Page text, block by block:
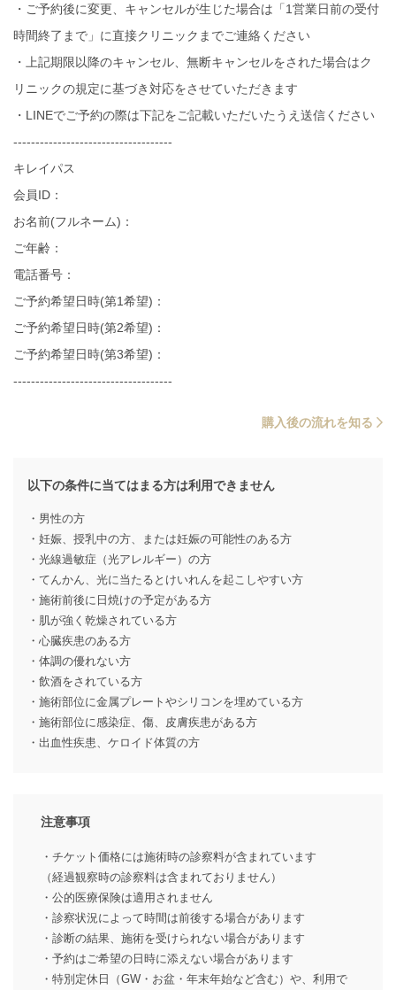
・ご予約後に変更、キャンセルが生じた場合は「1営業日前の受付
時間終了まで」に直接クリニックまでご連絡ください
・上記期限以降のキャンセル、無断キャンセルをされた場合はク
リニックの規定に基づき対応をさせていただきます
・LINEでご予約の際は下記をご記載いただいたうえ送信ください
------------------------------------
キレイパス
会員ID：
お名前(フルネーム)：
ご年齢：
電話番号：
ご予約希望日時(第1希望)：
ご予約希望日時(第2希望)：
ご予約希望日時(第3希望)：
------------------------------------
購入後の流れを知る
以下の条件に当てはまる方は利用できません
・男性の方
・妊娠、授乳中の方、または妊娠の可能性のある方
・光線過敏症（光アレルギー）の方
・てんかん、光に当たるとけいれんを起こしやすい方
・施術前後に日焼けの予定がある方
・肌が強く乾燥されている方
・心臓疾患のある方
・体調の優れない方
・飲酒をされている方
・施術部位に金属プレートやシリコンを埋めている方
・施術部位に感染症、傷、皮膚疾患がある方
・出血性疾患、ケロイド体質の方
注意事項
・チケット価格には施術時の診察料が含まれています
（経過観察時の診察料は含まれておりません）
・公的医療保険は適用されません
・診察状況によって時間は前後する場合があります
・診断の結果、施術を受けられない場合があります
・予約はご希望の日時に添えない場合があります
・特別定休日（GW・お盆・年末年始など含む）や、利用で